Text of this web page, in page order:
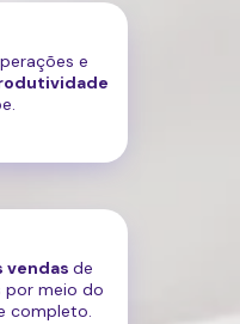
e
vendas de
meio do
completo.